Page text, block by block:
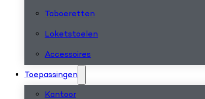
Taboeretten
Loketstoelen
Accessoires
Toepassingen
Kantoor